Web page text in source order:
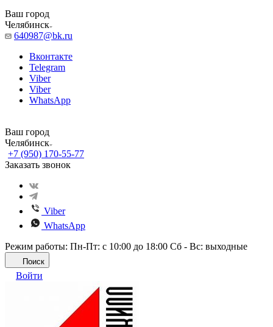
Ваш город
Челябинск
640987@bk.ru
Вконтакте
Telegram
Viber
Viber
WhatsApp
Ваш город
Челябинск
+7 (950) 170-55-77
Заказать звонок
Viber
WhatsApp
Режим работы: Пн-Пт: с 10:00 до 18:00 Сб - Вс: выходные
Поиск
Войти